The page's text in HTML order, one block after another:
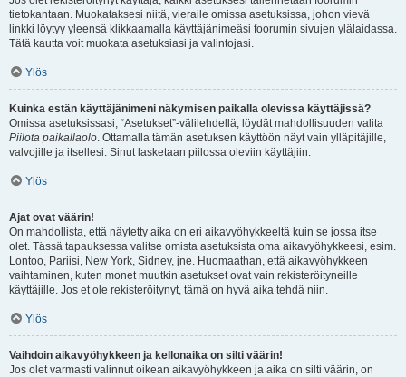
tietokantaan. Muokataksesi niitä, vieraile omissa asetuksissa, johon vievä
linkki löytyy yleensä klikkaamalla käyttäjänimeäsi foorumin sivujen ylälaidassa.
Tätä kautta voit muokata asetuksiasi ja valintojasi.
Ylös
Kuinka estän käyttäjänimeni näkymisen paikalla olevissa käyttäjissä?
Omissa asetuksissasi, “Asetukset”-välilehdellä, löydät mahdollisuuden valita
Piilota paikallaolo. Ottamalla tämän asetuksen käyttöön näyt vain ylläpitäjille,
valvojille ja itsellesi. Sinut lasketaan piilossa oleviin käyttäjiin.
Ylös
Ajat ovat väärin!
On mahdollista, että näytetty aika on eri aikavyöhykkeeltä kuin se jossa itse
olet. Tässä tapauksessa valitse omista asetuksista oma aikavyöhykkeesi, esim.
Lontoo, Pariisi, New York, Sidney, jne. Huomaathan, että aikavyöhykkeen
vaihtaminen, kuten monet muutkin asetukset ovat vain rekisteröityneille
käyttäjille. Jos et ole rekisteröitynyt, tämä on hyvä aika tehdä niin.
Ylös
Vaihdoin aikavyöhykkeen ja kellonaika on silti väärin!
Jos olet varmasti valinnut oikean aikavyöhykkeen ja aika on silti väärin, on